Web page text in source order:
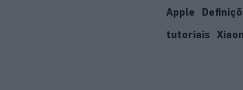
Apple
tutoriais